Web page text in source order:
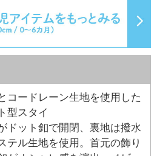
コードレーン生地を使用した
型スタイ
ドット釦で開閉、裏地は撥水
テル生地を使用。首元の飾り